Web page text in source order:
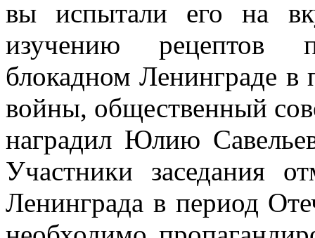
вы испытали его на
изучению рецептов
блокадном Ленинграде в
войны, общественный
наградил Юлию
Участники заседания
Ленинграда в период